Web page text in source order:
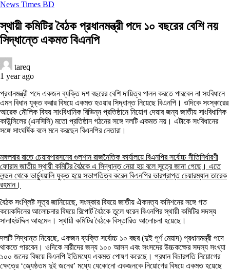
News Times BD
স্থায়ী কমিটির বৈঠক প্রধানমন্ত্রী পদে ১০ বছরের বেশি নয়
সিদ্ধান্তে একমত বিএনপি
tareq
1 year ago
প্রধানমন্ত্রী পদে একজন ব্যক্তি দশ বছরের বেশি দায়িত্ব পালন করতে পারবেন না সংবিধানে
এমন বিধান যুক্ত করার বিষয়ে একমত হওয়ার সিদ্ধান্ত নিয়েছে বিএনপি। ওদিকে সংস্কারের
আরেক মৌলিক বিষয় সাংবিধানিক বিভিন্ন প্রতিষ্ঠানে নিয়োগ দেয়ার জন্য জাতীয় সাংবিধানিক
কাউন্সিলের (এনসিসি) মতো প্রতিষ্ঠান গঠনের সঙ্গে দলটি একমত নয়। এটাকে সংবিধানের
সঙ্গে সাংঘর্ষিক বলে মনে করছেন বিএনপির নেতারা।
মঙ্গলবার রাতে চেয়ারপারসনের গুলশান রাজনৈতিক কার্যালয়ে বিএনপির সর্বোচ্চ নীতিনির্ধারণী
ফোরাম জাতীয় স্থায়ী কমিটির বৈঠকে এ সিদ্ধান্ত নেয়া হয় বলে সূত্রে জানা গেছে। এতে
লন্ডন থেকে ভার্চ্যুয়ালি যুক্ত হয়ে সভাপতিত্ব করেন বিএনপির ভারপ্রাপ্ত চেয়ারম্যান তারেক
রহমান।
বৈঠক সংশ্লিষ্ট সূত্র জানিয়েছে, সংস্কার বিষয়ে জাতীয় ঐকমত্য কমিশনের সঙ্গে গত
কয়েকদিনের আলোচনার বিষয়ে রিপোর্ট বৈঠকে তুলে ধরেন বিএনপির স্থায়ী কমিটির সদস্য
সালাহউদ্দিন আহমেদ। স্থায়ী কমিটির বৈঠকে বিস্তারিত আলোচনা হয়েছে।
দলটি সিদ্ধান্ত নিয়েছে, একজন ব্যক্তি সর্বোচ্চ ১০ বছর (দুই পূর্ণ মেয়াদ) প্রধানমন্ত্রী পদে
থাকতে পারবেন। ওদিকে নারীদের জন্য ১০০ আসন এবং সংসদের উচ্চকক্ষের সদস্য সংখ্যা
১০০ জনের বিষয়ে বিএনপি ইতিমধ্যে একমত পোষণ করেছে। প্রধান বিচারপতি নিয়োগের
ক্ষেত্রে ‘জ্যেষ্ঠতম দুই জনের’ মধ্যে যেকোনো একজনকে নিয়োগের বিষয়ে একমত হয়েছে